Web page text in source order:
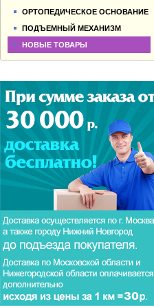
ОРТОПЕДИЧЕСКОЕ ОСНОВАНИЕ
ПОДЪЕМНЫЙ МЕХАНИЗМ
НОВЫЕ ТОВАРЫ